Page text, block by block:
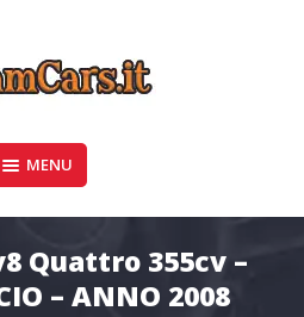
di Automobili Plurimarche –
Pratole – Matera | DreamCars.it
MENU
Quattro 355cv –
– ANNO 2008